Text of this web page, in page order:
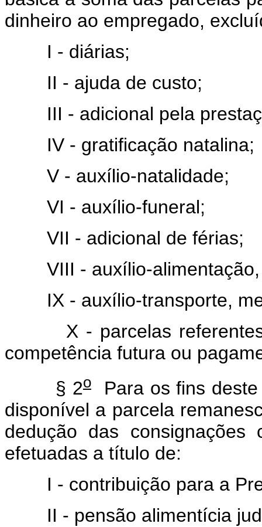
dinheiro ao empregado,
I - diárias;
II - ajuda de custo;
III - adicional pela
IV - gratificação natalina;
V - auxílio-natalidade;
VI - auxílio-funeral;
VII - adicional de férias;
VIII - auxílio-alimentação,
IX - auxílio-transporte,
X - parcelas referentes a
competência futura ou
§ 2oPara os fins deste
disponível a parcela
dedução das consignações
efetuadas a título de:
I - contribuição para a
II - pensão alimentícia